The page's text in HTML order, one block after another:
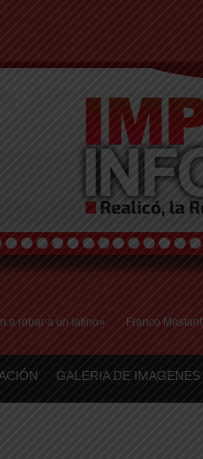
a un latino» Franco
GALERIA DE IMAGENES